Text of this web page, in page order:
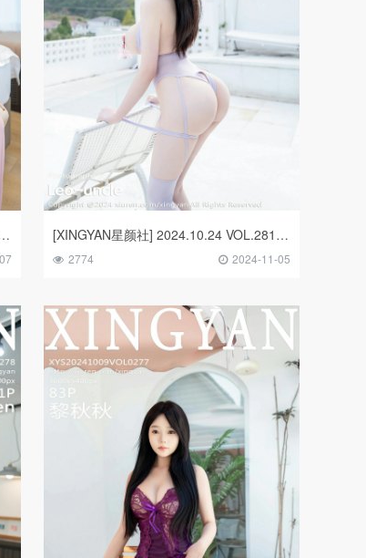
VOL.282 潘思沁 李丽莎 模特合集 [XINGYAN星颜社] 2024.10.24 VOL.281 袁圆
2774 2024-11-05